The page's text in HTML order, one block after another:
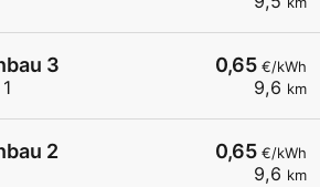
0,65 €/kWh
9,6 km
3
0,65 €/kWh
9,6 km
2